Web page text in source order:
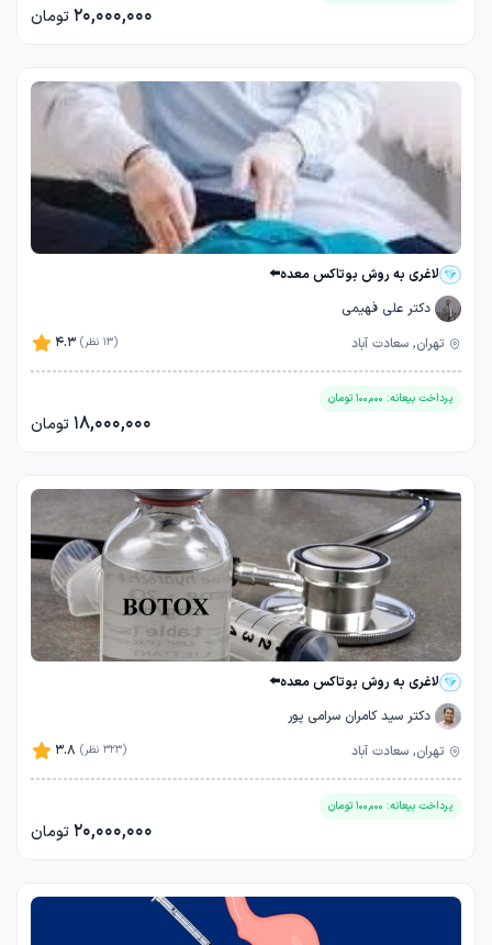
20,000,000تومان
لاغری به روش بوتاکس معده⬅️
دکتر علی فهیمی
4.3
(13 نظر) تهران, سعادت آباد
پرداخت بیعانه: 100,000 تومان
18,000,000تومان
لاغری به روش بوتاکس معده⬅️
دکتر سید کامران سرامی پور
3.8
(323 نظر) تهران, سعادت آباد
پرداخت بیعانه: 100,000 تومان
20,000,000تومان